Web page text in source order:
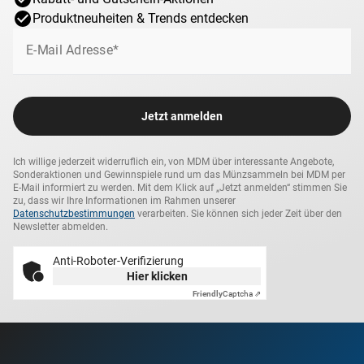
Produktneuheiten & Trends entdecken
E-Mail Adresse*
Jetzt anmelden
Ich willige jederzeit widerruflich ein, von MDM über interessante Angebote,
Sonderaktionen und Gewinnspiele rund um das Münzsammeln bei MDM per
E-Mail informiert zu werden. Mit dem Klick auf „Jetzt anmelden“ stimmen Sie
zu, dass wir Ihre Informationen im Rahmen unserer
Datenschutzbestimmungen verarbeiten. Sie können sich jeder Zeit über den
Newsletter abmelden.
Anti-Roboter-Verifizierung
Hier klicken
FriendlyCaptcha ⇗